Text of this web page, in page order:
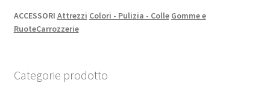
ACCESSORI Attrezzi Colori - Pulizia - Colle Gomme e
RuoteCarrozzerie
Categorie prodotto